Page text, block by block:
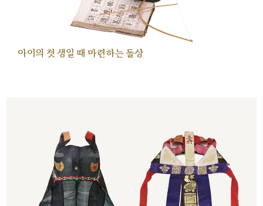
아이의 첫 생일 때 마련하는 돌상